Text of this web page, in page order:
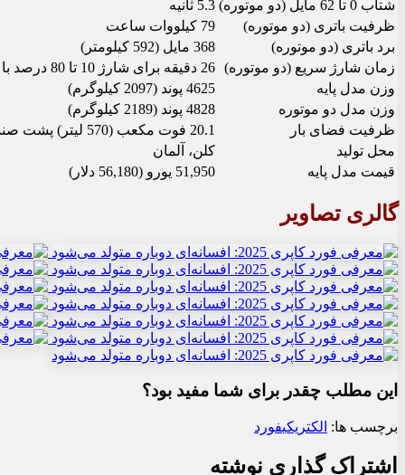
شتاب 0 تا 62 مایل (دو موتوره)
5.3 ثانیه
ظرفیت باتری (دو موتوره)
79 کیلووات ساعت
برد باتری (دو موتوره)
368 مایل (592 کیلومتر)
زمان شارژ سریع (دو موتوره) 26 دقیقه برای شارژ 10 تا 80 درصد با استفاده از 185 کیلووات
وزن مدل پایه
4625 پوند (2097 کیلوگرم)
وزن مدل دو موتوره
4828 پوند (2189 کیلوگرم)
ظرفیت فضای بار
20.1 فوت مکعب (570 لیتر) پشت صندلی‌ها، 53.3 فوت مکعب (1509 لیتر) با صندلی‌های خوابیده
محل تولید
کلن، آلمان
قیمت مدل پایه
51,950 یورو (56,180 دلار)
گالری تصاویر
این مطلب چقدر برای شما مفید بود؟
برچسب ها: الکتریکیفورد
اشتراک گذاری نوشته